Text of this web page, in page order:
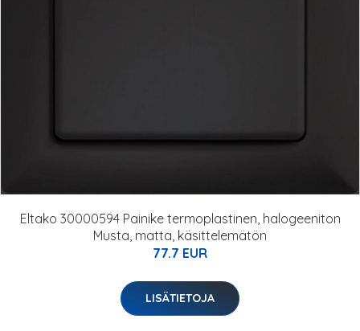
Eltako 30000594 Painike termoplastinen, halogeeniton
Musta, matta, käsittelemätön
77.7 EUR
LISÄTIETOJA